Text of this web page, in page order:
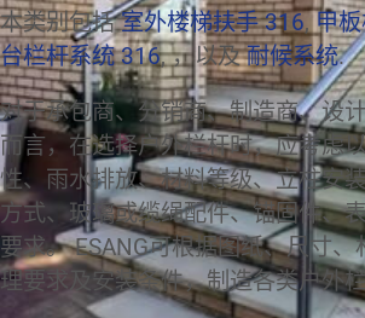
本类别包括室外楼梯扶手 316, 甲
台栏杆系统 316, ，以及耐候系统.
对于承包商、分销商、制造商、设
而言，在选择户外栏杆时，应考虑
性、雨水排放、材料等级、立柱安
方式、玻璃或缆绳配件、锚固件、
要求。 ESANG可根据图纸、尺寸
理要求及安装条件，制造各类户外